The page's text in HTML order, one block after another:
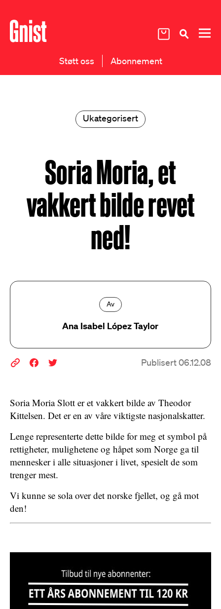
Støtt oss Abonnement
Ukategorisert
Soria Moria, et
vakkert bilde revet
ned!
Av
Ana Isabel López Taylor
Publisert 06.12.08
Soria Moria Slott er et vakkert bilde av Theodor
Kittelsen. Det er en av våre viktigste nasjonalskatter.
Lenge representerte dette bilde for meg et symbol på
rettigheter, mulighetene og håpet som Norge ga til
mennesker i alle situasjoner i livet, spesielt de som
trenger mest.
Vi kunne se sola over det norske fjellet, og gå mot
den!